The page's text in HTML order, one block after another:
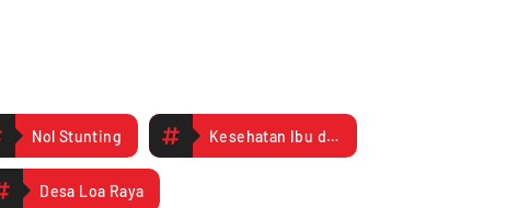
Nol Stunting Kesehatan Ibu dan Anak
Desa Loa Raya